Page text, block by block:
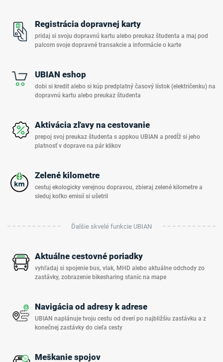
Registrácia dopravnej karty
pridaj si svoju dopravnú kartu alebo preukaz študenta a maj pod
palcom svoje dopravné transakcie a informácie o karte
UBIAN eshop
dobi si kredit alebo si kúp predplatný časový lístok (električenku) na
dopravnú kartu alebo preukaz študenta
Aktivácia zľavy na cestovanie
prepoj svoj preukaz študenta s appkou UBIAN a predĺž si jeho
platnosť v doprave na pár klikov
Zelené kilometre
cestuj ekologicky verejnou dopravou, zbieraj zelené kilometre a
sleduj koľko emisií si ušetril
Ďalšie skvelé funkcie UBIAN
Aktuálne cestovné poriadky
vyhľadaj si spojenie bus, vlak, MHD alebo aktuálne odchody zo
zastávky, zobrazenie bikesharing staníc na mape
Navigácia od adresy k adrese
UBIAN naplánuje tvoju cestu od dverí po najbližšiu zastávku a z
konečnej zastávky do cieľa cesty
Meškanie spojov